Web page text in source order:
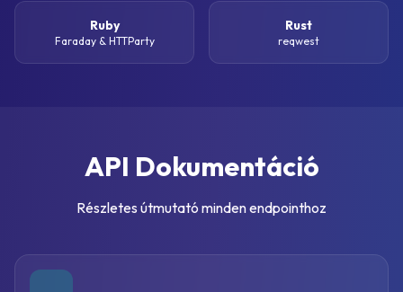
Ruby
Faraday & HTTParty
Rust
reqwest
API Dokumentáció
Részletes útmutató minden endpointhoz